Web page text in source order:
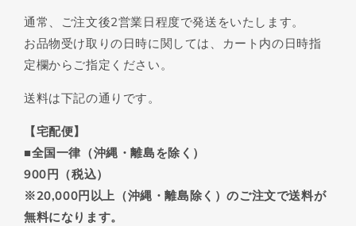
通常、ご注文後2営業日程度で発送をいたします。
お品物受け取りの日時に関しては、カート内の日時指
定欄からご指定ください。
送料は下記の通りです。
【宅配便】
■全国一律（沖縄・離島を除く）
900円（税込）
※20,000円以上（沖縄・離島除く）のご注文で送料が
無料になります。